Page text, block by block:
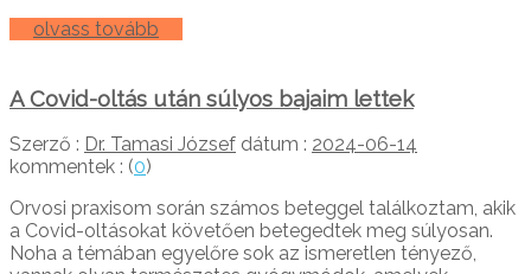
olvass tovább
A Covid-oltás után súlyos bajaim lettek
Szerző : Dr. Tamasi József dátum : 2024-06-14
kommentek : (0)
Orvosi praxisom során számos beteggel találkoztam, akik
a Covid-oltásokat követően betegedtek meg súlyosan.
Noha a témában egyelőre sok az ismeretlen tényező,